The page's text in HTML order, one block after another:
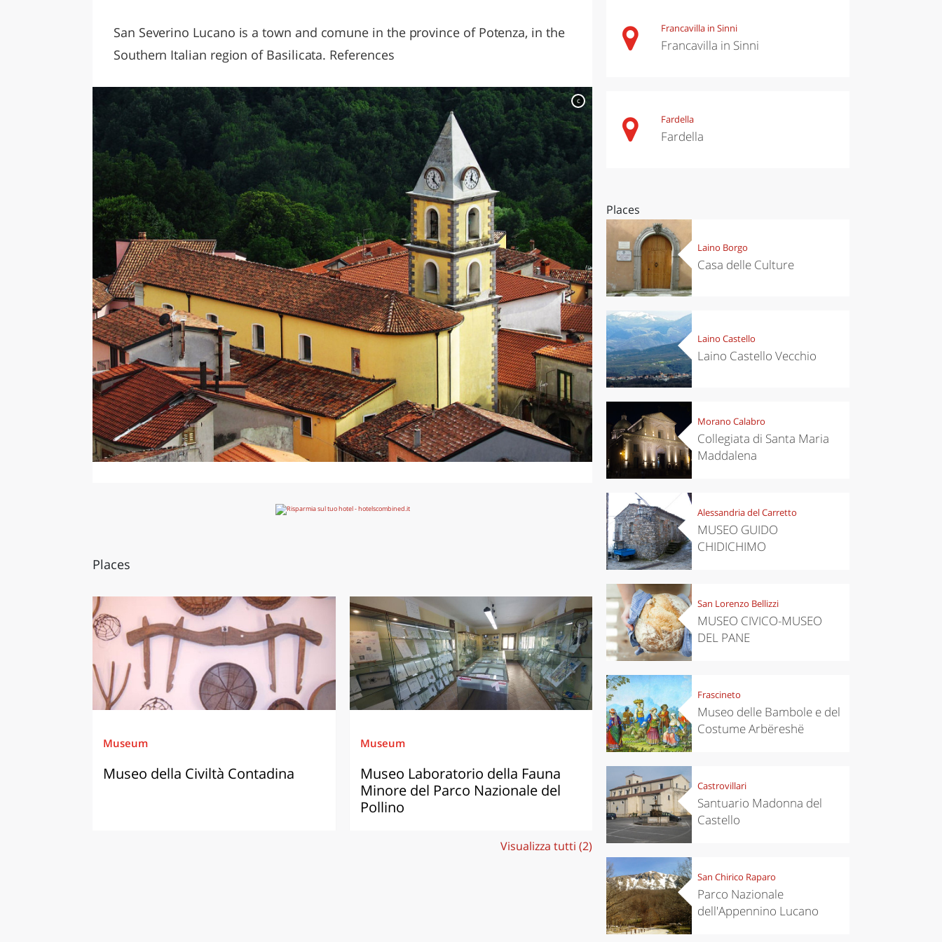
San Severino Lucano is a town and comune in the province of Potenza, in the
Southern Italian region of Basilicata. References
c
Places
Museum
Museo della Civiltà Contadina
Museum
Museo Laboratorio della Fauna
Minore del Parco Nazionale del
Pollino
Visualizza tutti (2)
Francavilla in Sinni
Francavilla in Sinni
Fardella
Fardella
Places
Laino Borgo
Casa delle Culture
Laino Castello
Laino Castello Vecchio
Morano Calabro
Collegiata di Santa Maria
Maddalena
Alessandria del Carretto
MUSEO GUIDO
CHIDICHIMO
San Lorenzo Bellizzi
MUSEO CIVICO-MUSEO
DEL PANE
Frascineto
Museo delle Bambole e del
Costume Arbëreshë
Castrovillari
Santuario Madonna del
Castello
San Chirico Raparo
Parco Nazionale
dell'Appennino Lucano